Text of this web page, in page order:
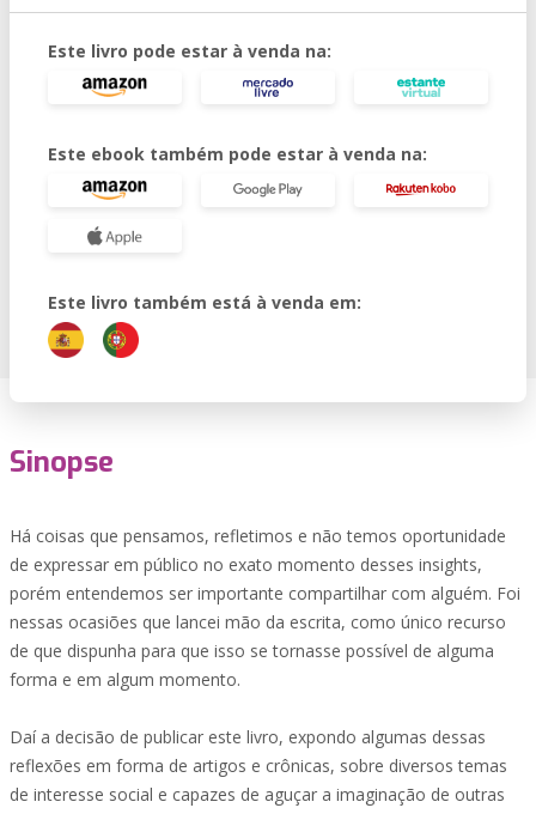
Este livro pode estar à venda na:
Este ebook também pode estar à venda na:
Este livro também está à venda em:
Sinopse
Há coisas que pensamos, refletimos e não temos oportunidade
de expressar em público no exato momento desses insights,
porém entendemos ser importante compartilhar com alguém. Foi
nessas ocasiões que lancei mão da escrita, como único recurso
de que dispunha para que isso se tornasse possível de alguma
forma e em algum momento.
Daí a decisão de publicar este livro, expondo algumas dessas
reflexões em forma de artigos e crônicas, sobre diversos temas
de interesse social e capazes de aguçar a imaginação de outras